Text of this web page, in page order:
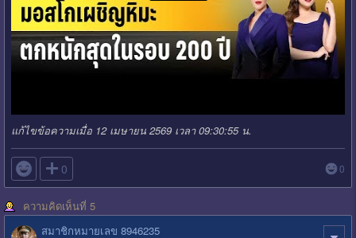
แก้ไขข้อความเมื่อ 12 เมษายน 2569 เวลา 09:30:55 น.
 0 0
ความคิดเห็นที่ 5
สมาชิกหมายเลข 8946235